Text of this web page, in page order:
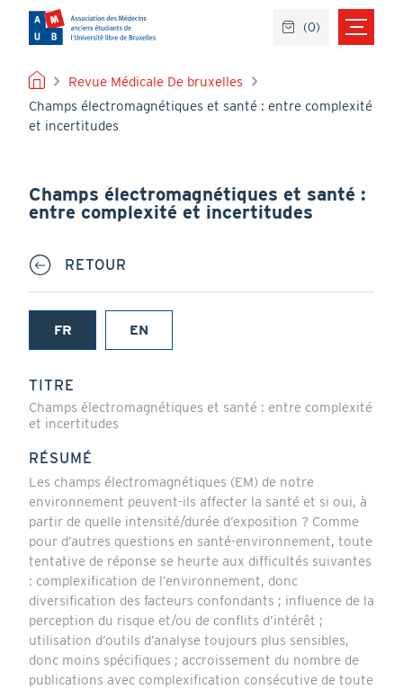
contenu
principal
FIL
D'ARIANE
Revue Médicale De bruxelles
Champs électromagnétiques et santé : entre complexité
et incertitudes
Champs électromagnétiques et santé :
entre complexité et incertitudes
RETOUR
FR
(onglet
EN
TITRE
Champs électromagnétiques et santé : entre complexité
et incertitudes
RÉSUMÉ
Les champs électromagnétiques (EM) de notre
environnement peuvent-ils affecter la santé et si oui, à
partir de quelle intensité/durée d’exposition ? Comme
pour d’autres questions en santé-environnement, toute
tentative de réponse se heurte aux difficultés suivantes
: complexification de l’environnement, donc
diversification des facteurs confondants ; influence de la
perception du risque et/ou de conflits d’intérêt ;
utilisation d’outils d’analyse toujours plus sensibles,
donc moins spécifiques ; accroissement du nombre de
publications avec complexification consécutive de toute
(0)